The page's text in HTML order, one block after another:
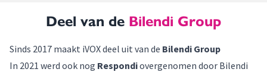
Deel van de Bilendi Group
Sinds 2017 maakt iVOX deel uit van de Bilendi Group
In 2021 werd ook nog Respondiovergenomen door Bilendi